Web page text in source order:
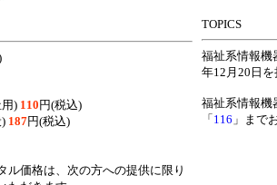
) 110 円(税込)
187円(税込)
ル価格は、次の方への提供に限り
TOPICS
福祉系情報機
年12月20日
福祉系情報機
「 116 」まで